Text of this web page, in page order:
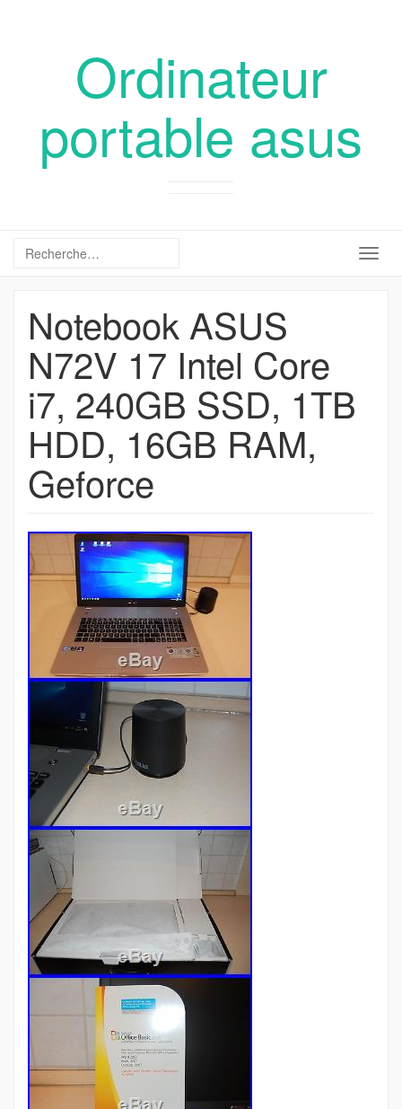
Ordinateur
portable asus
Notebook ASUS
N72V 17 Intel Core
i7, 240GB SSD, 1TB
HDD, 16GB RAM,
Geforce